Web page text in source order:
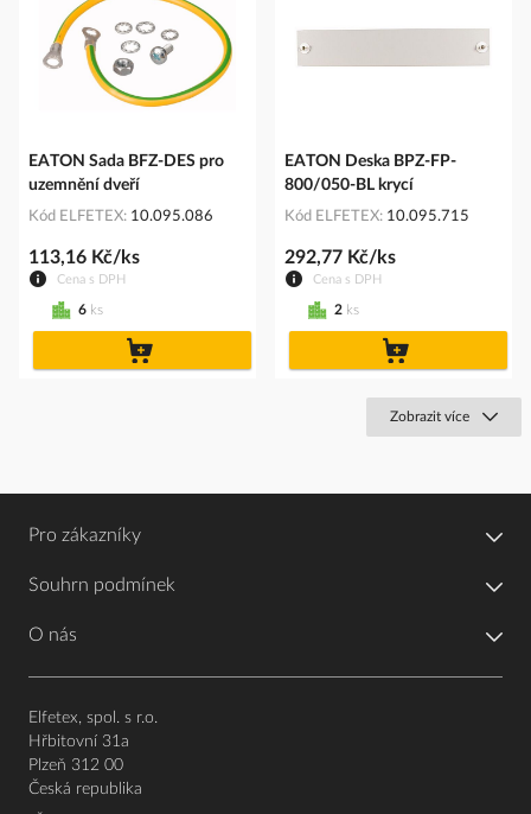
EATON Sada BFZ-DES pro
uzemnění dveří
Kód ELFETEX 10.095.086
Cena s DPH
113,16 Kč/ks
6 ks
EATON Deska BPZ-FP-
800/050-BL krycí
Kód ELFETEX 10.095.715
Cena s DPH
292,77 Kč/ks
2 ks
Zobrazit více
Pro zákazníky
Souhrn podmínek
O nás
Elfetex, spol. s r.o.
Hřbitovní 31a
Plzeň 312 00
Česká republika